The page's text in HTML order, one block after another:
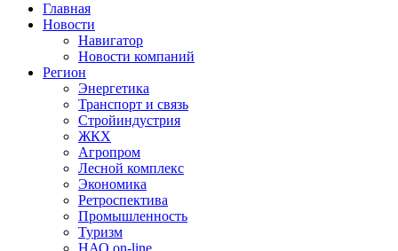
Главная
Новости
Навигатор
Новости компаний
Регион
Энергетика
Транспорт и связь
Стройиндустрия
ЖКХ
Агропром
Лесной комплекс
Экономика
Ретроспектива
Промышленность
Туризм
НАО on-line